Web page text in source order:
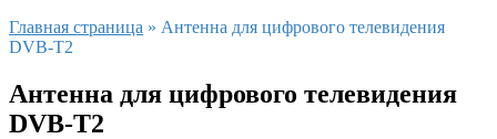
Главная страница » Антенна для цифрового телевидения
DVB-T2
Антенна для цифрового телевидения
DVB-T2